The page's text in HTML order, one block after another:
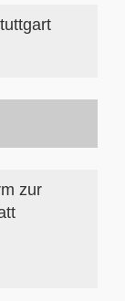
zur